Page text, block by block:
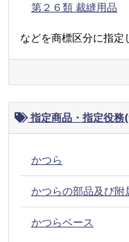
第２６類 裁縫用品
などを商標区分に指定
指定商品・指定役務
かつら
かつらの部品及び附
かつらベース